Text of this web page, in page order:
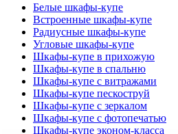
Белые шкафы-купе
Встроенные шкафы-купе
Радиусные шкафы-купе
Угловые шкафы-купе
Шкафы-купе в прихожую
Шкафы-купе в спальню
Шкафы-купе с витражами
Шкафы-купе пескоструй
Шкафы-купе с зеркалом
Шкафы-купе с фотопечатью
Шкафы-купе эконом-класса